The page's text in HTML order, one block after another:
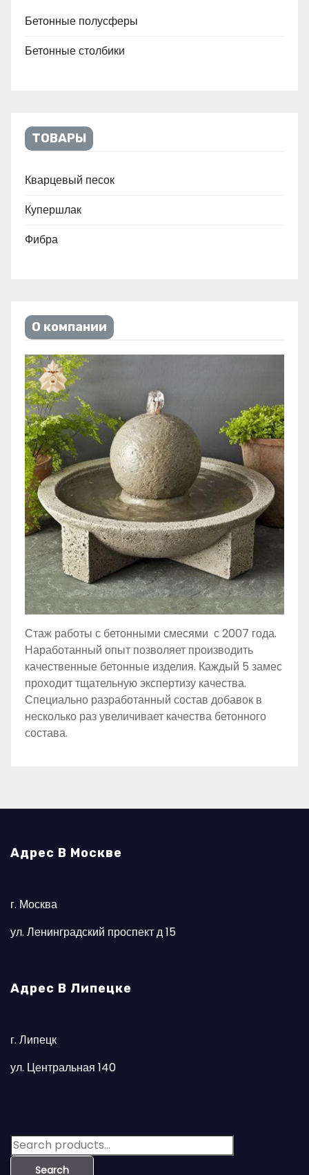
Бетонные полусферы
Бетонные столбики
ТОВАРЫ
Кварцевый песок
Купершлак
Фибра
О компании
Стаж работы с бетонными смесями с 2007 года.
Наработанный опыт позволяет производить
качественные бетонные изделия. Каждый 5 замес
проходит тщательную экспертизу качества.
Специально разработанный состав добавок в
несколько раз увеличивает качества бетонного
состава.
Адрес В Москве
г. Москва
ул. Ленинградский проспект д 15
Адрес В Липецке
г. Липецк
ул. Центральная 140
S
e
Search